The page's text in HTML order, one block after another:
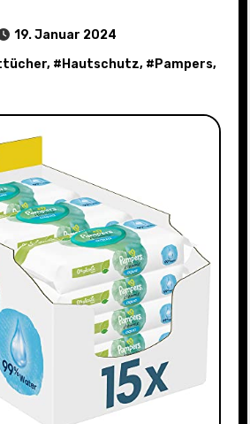
19. Januar 2024
, # Hautschutz, # Pampers,